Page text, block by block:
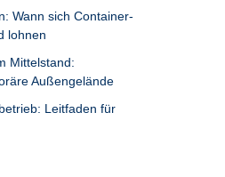
Wann sich Container-
lohnen
Mittelstand:
Außengelände
Leitfaden für